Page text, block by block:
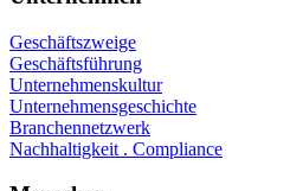
Geschäftszweige
Geschäftsführung
Unternehmenskultur
Unternehmensgeschichte
Branchennetzwerk
Nachhaltigkeit . Compliance